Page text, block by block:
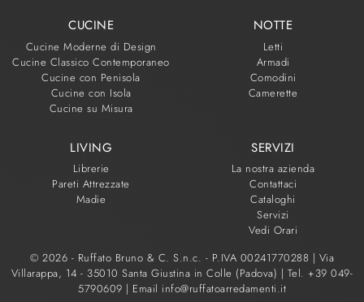
CUCINE
Cucine Moderne di Design
Cucine Classico Contemporaneo
Cucine con Penisola
Cucine con Isola
Cucine su Misura
NOTTE
Letti
Armadi
Comodini
Camerette
LIVING
Librerie
Pareti Attrezzate
Madie
SERVIZI
La nostra azienda
Contattaci
Cataloghi
Servizi
Vedi Orari
© 2026 - Ruffato Bruno & C. S.n.c. - P.IVA 00241770288 | Via
Villarappa, 14 - 35010 Santa Giustina in Colle (Padova) | Tel. +39 049-
5790609 | Email info@ruffatoarredamenti.it